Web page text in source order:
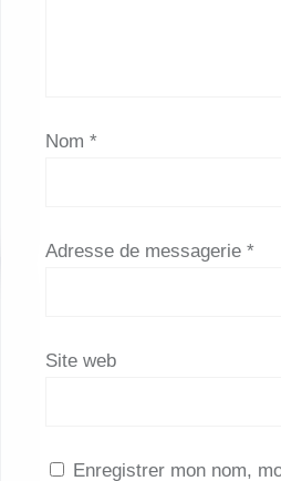
Nom *
Adresse de messagerie *
Site web
Enregistrer mon nom,